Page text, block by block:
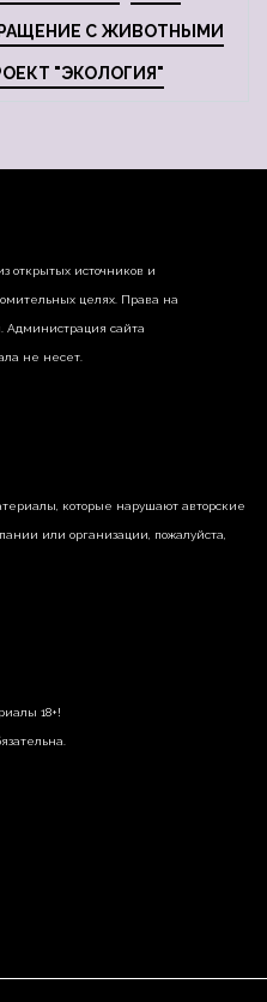
С ЖИВОТНЫМИ
"ЭКОЛОГИЯ"
открытых источников и
целях. Права на
Администрация сайта
не несет.
которые нарушают авторские
или организации, пожалуйста,
18+!